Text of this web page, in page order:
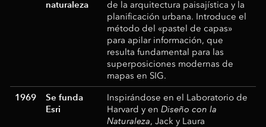
naturaleza
de la arquitectura paisajística y la
planificación urbana. Introduce el
método del «pastel de capas»
para apilar información, que
resulta fundamental para las
superposiciones modernas de
mapas en SIG.
1969
Se funda
Esri
Inspirándose en el Laboratorio de
Harvard y en Diseño con la
Naturaleza, Jack y Laura